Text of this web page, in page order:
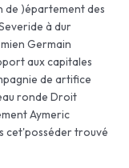
de )épartement des
à dur
Germain
aux capitales
de artifice
ronde Droit
Aymeric
cet'posséder trouvé